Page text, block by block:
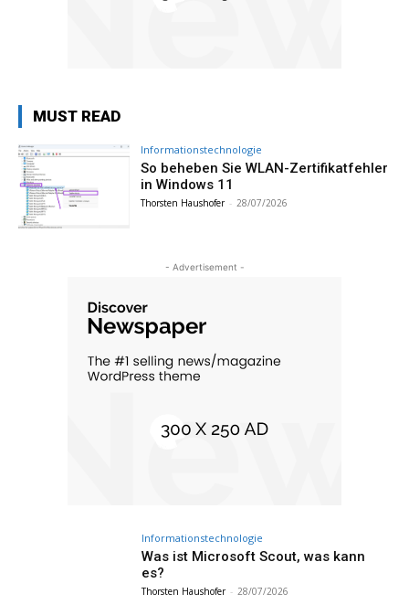
MUST READ
Informationstechnologie
So beheben Sie WLAN-Zertifikatfehler
in Windows 11
Thorsten Haushofer - 28/07/2026
- Advertisement -
Informationstechnologie
Was ist Microsoft Scout, was kann
es?
Thorsten Haushofer - 28/07/2026